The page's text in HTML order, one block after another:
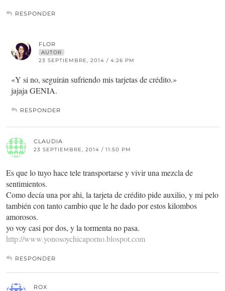
RESPONDER
FLOR
AUTOR
23 SEPTIEMBRE, 2014 / 4:26 PM
«Y si no, seguirán sufriendo mis tarjetas de crédito.»
jajaja GENIA.
RESPONDER
CLAUDIA
23 SEPTIEMBRE, 2014 / 11:50 PM
Es que lo tuyo hace tele transportarse y vivir una mezcla de
sentimientos.
Como decía una por ahi, la tarjeta de crédito pide auxilio, y mi pelo
también con tanto cambio que le he dado por estos kilombos
amorosos.
yo voy casi por dos, y la tormenta no pasa.
http://www.yonosoychicaporno.blospot.com
RESPONDER
ROX